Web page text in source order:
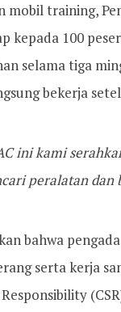
mobil training,
kepada 100
selama tiga
bekerja
ini kami
peralatan dan
bahwa
serta kerja